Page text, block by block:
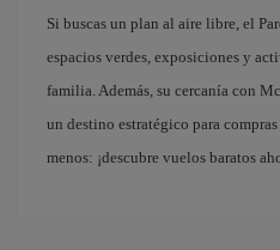
Si buscas un plan al aire libre, el
espacios verdes, exposiciones y
familia. Además, su cercanía con
un destino estratégico para
menos: ¡descubre vuelos baratos